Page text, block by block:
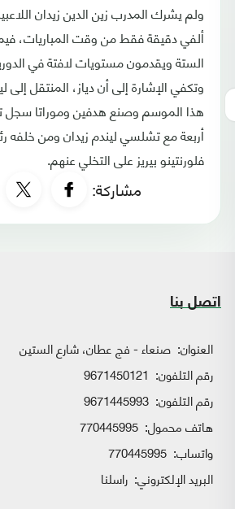
ولم يشرك المدرب زين الدين زيدان
ألفي دقيقة فقط من وقت المباريات،
الستة ويقدمون مستويات لافتة في
هذا الموسم وصنع هدفين وموراتا
أربعة مع تشلسي ليندم زيدان ومن خلفه
فلورنتينو بيريز على التخلي عنهم.
مشاركة:
اتصل بنا
العنوان: صنعاء - فج عطان، شارع الستين
رقم التلفون: 9671450121
رقم التلفون: 9671445993
هاتف محمول: 770445995
واتساب:
البريد الإلكتروني: راسلنا